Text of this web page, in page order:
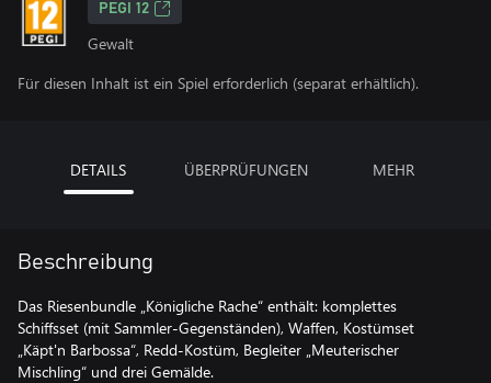
PEGI 12
Gewalt
Für diesen Inhalt ist ein Spiel erforderlich (separat erhältlich).
DETAILS ÜBERPRÜFUNGEN MEHR
Beschreibung
Das Riesenbundle „Königliche Rache“ enthält: komplettes
Schiffsset (mit Sammler-Gegenständen), Waffen, Kostümset
„Käpt'n Barbossa“, Redd-Kostüm, Begleiter „Meuterischer
Mischling“ und drei Gemälde.